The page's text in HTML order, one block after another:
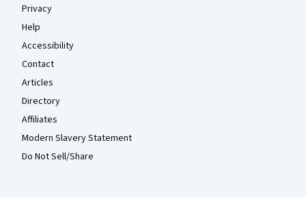
Privacy
Help
Accessibility
Contact
Articles
Directory
Affiliates
Modern Slavery Statement
Do Not Sell/Share